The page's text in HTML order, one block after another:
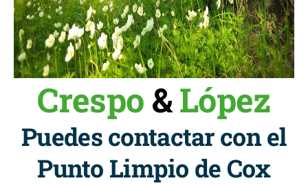
Crespo &López
Puedes contactar con el
Punto Limpio de Cox